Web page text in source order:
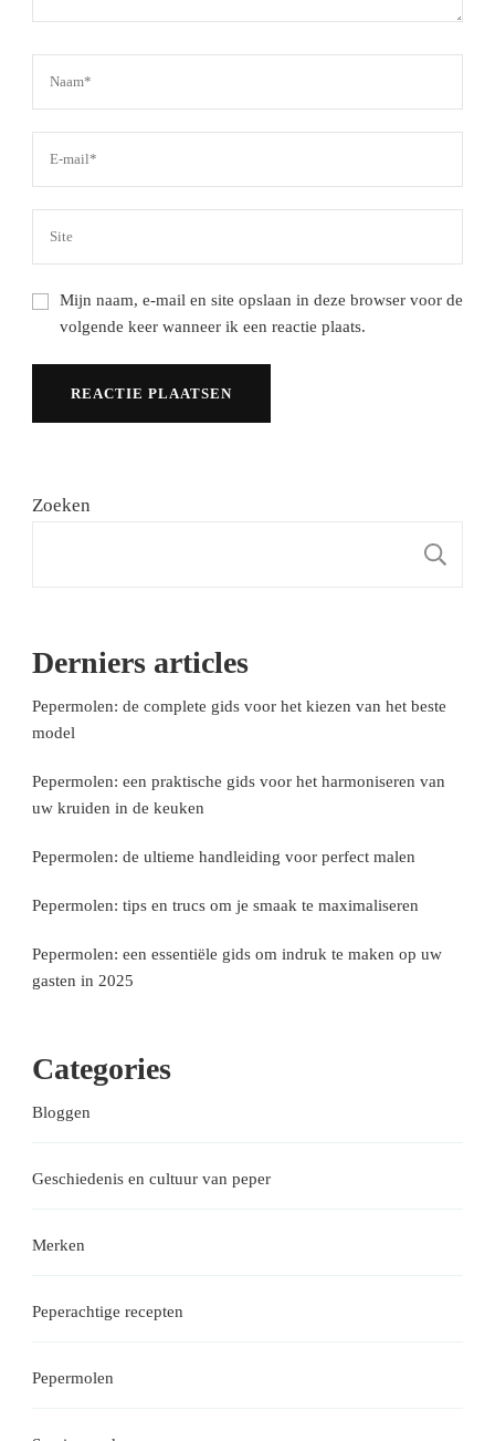
Mijn naam, e-mail en site opslaan in deze browser voor de
volgende keer wanneer ik een reactie plaats.
Zoeken
Derniers articles
Pepermolen: de complete gids voor het kiezen van het beste
model
Pepermolen: een praktische gids voor het harmoniseren van
uw kruiden in de keuken
Pepermolen: de ultieme handleiding voor perfect malen
Pepermolen: tips en trucs om je smaak te maximaliseren
Pepermolen: een essentiële gids om indruk te maken op uw
gasten in 2025
Categories
Bloggen
Geschiedenis en cultuur van peper
Merken
Peperachtige recepten
Pepermolen